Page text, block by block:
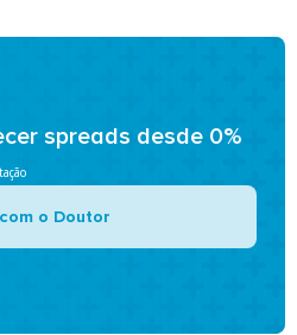
spreads desde 0%
o Doutor